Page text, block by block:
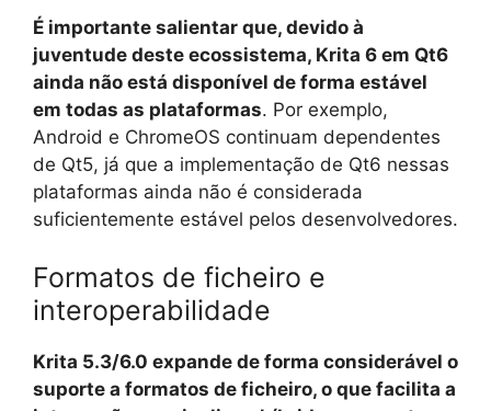
É importante salientar que, devido à
juventude deste ecossistema, Krita 6 em Qt6
ainda não está disponível de forma estável
em todas as plataformas. Por exemplo,
Android e ChromeOS continuam dependentes
de Qt5, já que a implementação de Qt6 nessas
plataformas ainda não é considerada
suficientemente estável pelos desenvolvedores.
Formatos de ficheiro e
interoperabilidade
Krita 5.3/6.0 expande de forma considerável o
suporte a formatos de ficheiro, o que facilita a